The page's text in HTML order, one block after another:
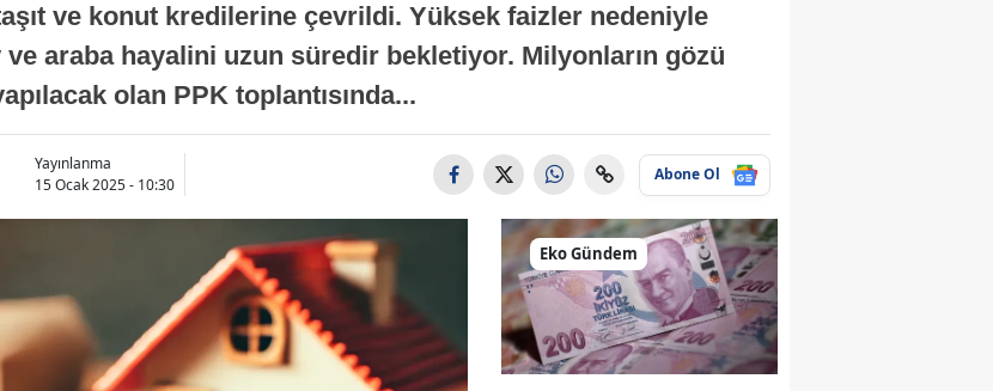
ve konut kredilerine çevrildi. Yüksek faizler nedeniyle
araba hayalini uzun süredir bekletiyor. Milyonların gözü
olan PPK toplantısında...
Yayınlanma
15 Ocak 2025 - 10:30
Abone Ol
Eko Gündem